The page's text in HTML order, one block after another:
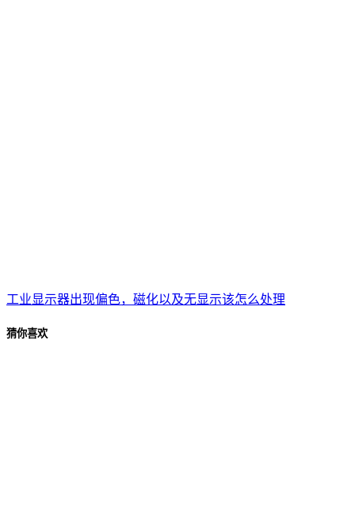
工业显示器出现偏色，磁化以及无显示该怎么处理
猜你喜欢